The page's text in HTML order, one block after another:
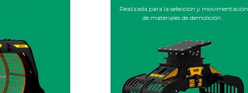
Realizada para la selección y movimentación
de materiales de demolición...